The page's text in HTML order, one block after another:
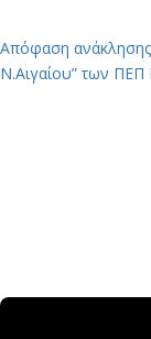
Απόφαση
Ν.Αιγαίου” των ΠΕΠ